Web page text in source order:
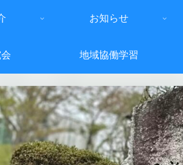
お知らせ
地域協働学習